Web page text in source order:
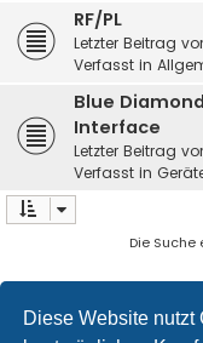
Diese Website nutzt
RF/PL
Letzter Beitrag
Verfasst in
Blue
Interface
Letzter Beitrag
Verfasst in
Die Suche